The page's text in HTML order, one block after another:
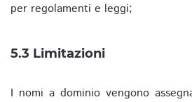
per regolamenti e leggi;
5.3 Limitazioni
I nomi a dominio vengono